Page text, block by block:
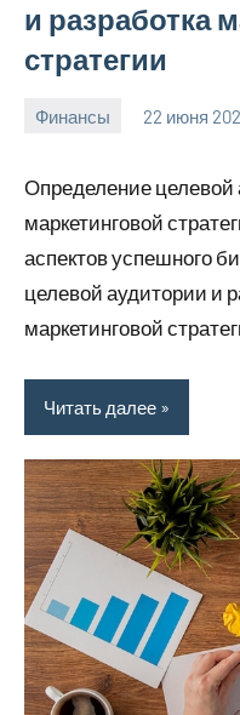
и разработка
стратегии
Финансы 22 июня
Определение целевой
маркетинговой
аспектов успешного
целевой аудитории и
маркетинговой
Читать далее